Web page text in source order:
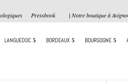
Pressbook | Notre boutique à
LANGUEDOC BORDEAUX BOURGOGNE